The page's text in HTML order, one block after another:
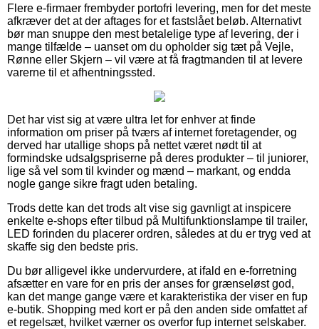
Flere e-firmaer frembyder portofri levering, men for det meste
afkræver det at der aftages for et fastslået beløb. Alternativt
bør man snuppe den mest betalelige type af levering, der i
mange tilfælde – uanset om du opholder sig tæt på Vejle,
Rønne eller Skjern – vil være at få fragtmanden til at levere
varerne til et afhentningssted.
Det har vist sig at være ultra let for enhver at finde
information om priser på tværs af internet foretagender, og
derved har utallige shops på nettet været nødt til at
formindske udsalgspriserne på deres produkter – til juniorer,
lige så vel som til kvinder og mænd – markant, og endda
nogle gange sikre fragt uden betaling.
Trods dette kan det trods alt vise sig gavnligt at inspicere
enkelte e-shops efter tilbud på Multifunktionslampe til trailer,
LED forinden du placerer ordren, således at du er tryg ved at
skaffe sig den bedste pris.
Du bør alligevel ikke undervurdere, at ifald en e-forretning
afsætter en vare for en pris der anses for grænseløst god,
kan det mange gange være et karakteristika der viser en fup
e-butik. Shopping med kort er på den anden side omfattet af
et regelsæt, hvilket værner os overfor fup internet selskaber.